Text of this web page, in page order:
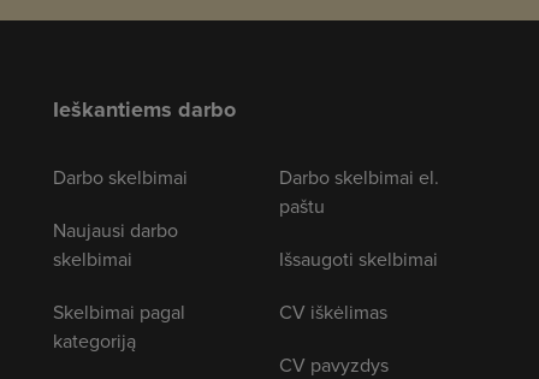
Ieškantiems darbo
Darbo skelbimai
Naujausi darbo
skelbimai
Skelbimai pagal
kategoriją
Darbo skelbimai el.
paštu
Išsaugoti skelbimai
CV iškėlimas
CV pavyzdys